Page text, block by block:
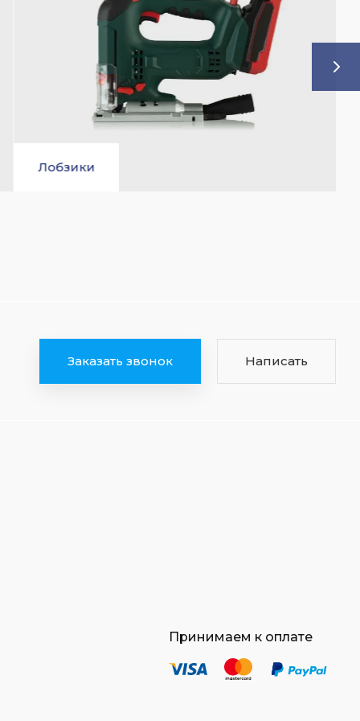
Заказать звонок Написать
Принимаем к оплате